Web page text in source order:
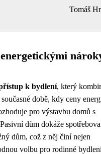
Tomáš
k bydlení, který
době, kdy ceny
pro výstavbu domů s
dům dokáže
dům, což z něj činí nejen
volbu pro rodinné